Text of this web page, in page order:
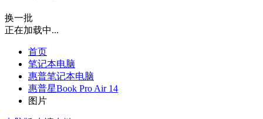
换一批
正在加载中...
首页
笔记本电脑
惠普笔记本电脑
惠普星Book Pro Air 14
图片